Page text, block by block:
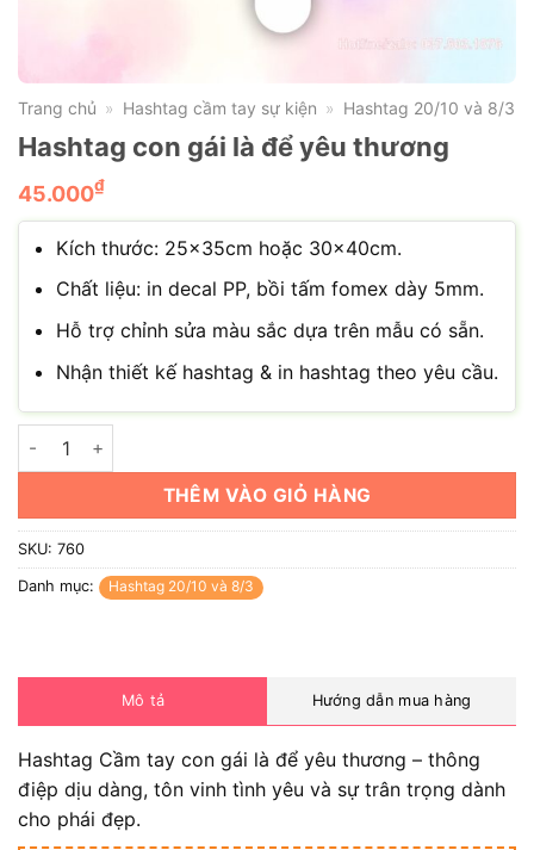
Trang chủ » Hashtag cầm tay sự kiện » Hashtag 20/10 và 8/3
Hashtag con gái là để yêu thương
45.000₫
Kích thước: 25x35cm hoặc 30x40cm.
Chất liệu: in decal PP, bồi tấm fomex dày 5mm.
Hỗ trợ chỉnh sửa màu sắc dựa trên mẫu có sẵn.
Nhận thiết kế hashtag & in hashtag theo yêu cầu.
Hashtag con gái là để yêu thương số lượng
THÊM VÀO GIỎ HÀNG
SKU: 760
Danh mục: Hashtag 20/10 và 8/3
Mô tả Hướng dẫn mua hàng
Hashtag Cầm tay con gái là để yêu thương – thông
điệp dịu dàng, tôn vinh tình yêu và sự trân trọng dành
cho phái đẹp.